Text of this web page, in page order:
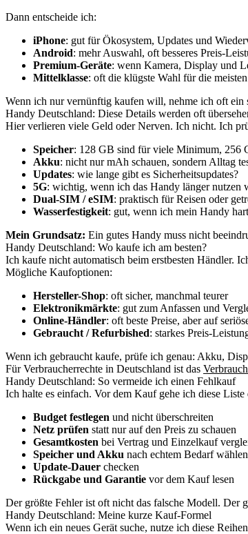
Dann entscheide ich:
iPhone: gut für Ökosystem, Updates und
Android: mehr Auswahl, oft besseres Preis-
Premium-Geräte: wenn Kamera, Display und
Mittelklasse: oft die klügste Wahl für die
Wenn ich nur vernünftig kaufen will, nehme ich oft
Handy Deutschland: Diese Details werden oft
Hier verlieren viele Geld oder Nerven. Ich nicht. Ich
Speicher: 128 GB sind für viele Minimum, 256
Akku: nicht nur mAh schauen, sondern Alltag
Updates: wie lange gibt es Sicherheitsupdates?
5G: wichtig, wenn ich das Handy länger nutzen
Dual-SIM / eSIM: praktisch für Reisen oder
Wasserfestigkeit: gut, wenn ich mein Handy
Mein Grundsatz: Ein gutes Handy muss nicht
Handy Deutschland: Wo kaufe ich am besten?
Ich kaufe nicht automatisch beim erstbesten Händler.
Mögliche Kaufoptionen:
Hersteller-Shop: oft sicher, manchmal teurer
Elektronikmärkte: gut zum Anfassen und
Online-Händler: oft beste Preise, aber auf
Gebraucht / Refurbished: starkes Preis-
Wenn ich gebraucht kaufe, prüfe ich genau: Akku,
Für Verbraucherrechte in Deutschland ist das
Handy Deutschland: So vermeide ich einen Fehlkauf
Ich halte es einfach. Vor dem Kauf gehe ich diese Liste
Budget festlegen und nicht überschreiten
Netz prüfen statt nur auf den Preis zu schauen
Gesamtkosten bei Vertrag und Einzelkauf
Speicher und Akku nach echtem Bedarf wählen
Update-Dauer checken
Rückgabe und Garantie vor dem Kauf lesen
Der größte Fehler ist oft nicht das falsche Modell. Der
Handy Deutschland: Meine kurze Kauf-Formel
Wenn ich ein neues Gerät suche, nutze ich diese